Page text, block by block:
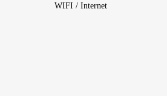
WIFI / Internet